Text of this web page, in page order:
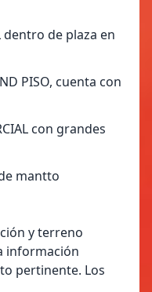
dentro de plaza en
PISO, cuenta con
con grandes
mantto
y terreno
información
pertinente. Los